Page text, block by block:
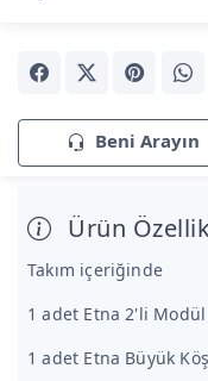
Beni Arayın
Ürün
Takım içeriğinde
1 adet Etna 2'li Modül
1 adet Etna Büyük